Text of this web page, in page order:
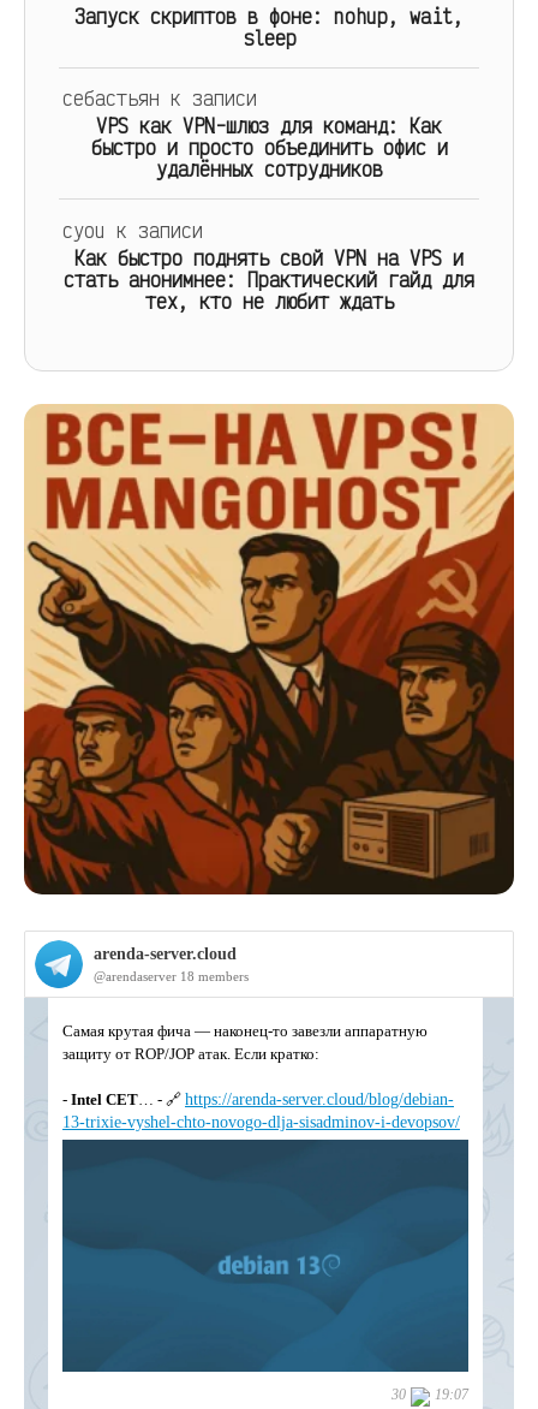
Запуск скриптов в фоне: nohup, wait,
sleep
себастьян к записи
VPS как VPN-шлюз для команд: Как
быстро и просто объединить офис и
удалённых сотрудников
cyou к записи
Как быстро поднять свой VPN на VPS и
стать анонимнее: Практический гайд для
тех, кто не любит ждать